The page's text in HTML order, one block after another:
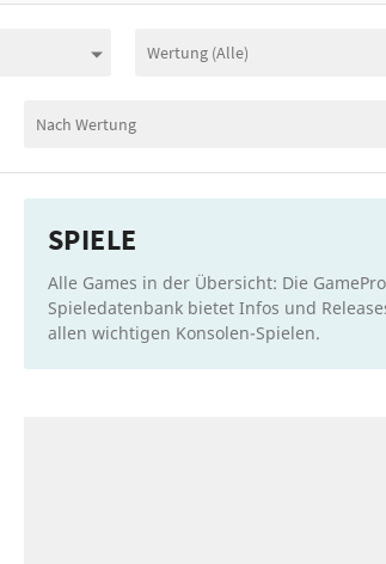
SPIELE
Alle Games in der Übersicht: Die
Spieledatenbank bietet Infos und
allen wichtigen Konsolen-Spielen.